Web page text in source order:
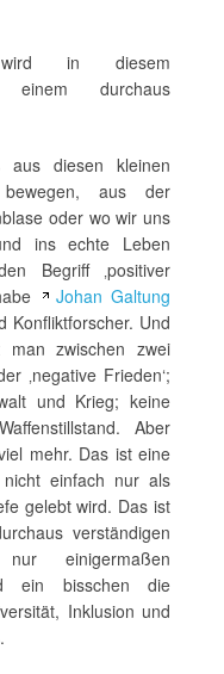
in diesem
durchaus
diesen kleinen
aus der
oder wo wir uns
ins echte Leben
Begriff ‚positiver
Johan Galtung
Konfliktforscher. Und
man zwischen zwei
‚negative Frieden‘;
und Krieg; keine
Aber
mehr. Das ist eine
einfach nur als
gelebt wird. Das ist
verständigen
einigermaßen
ein bisschen die
Inklusion und